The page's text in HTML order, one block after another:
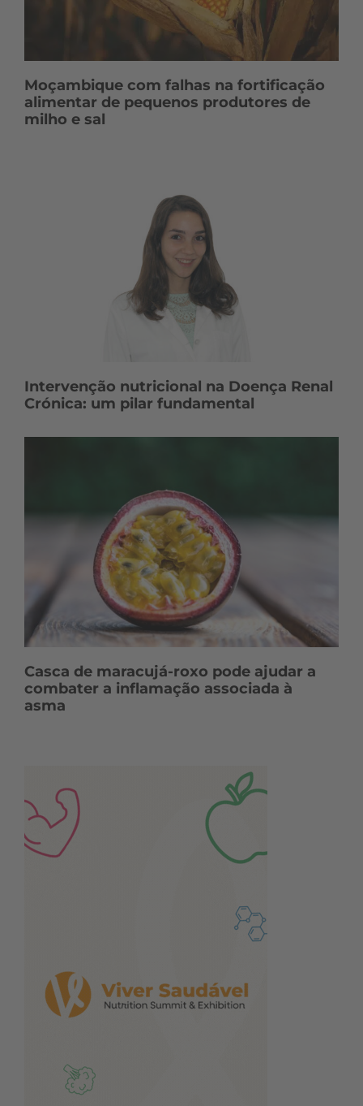
Moçambique com falhas na fortificação
alimentar de pequenos produtores de
milho e sal
Intervenção nutricional na Doença Renal
Crónica: um pilar fundamental
Casca de maracujá-roxo pode ajudar a
combater a inflamação associada à
asma